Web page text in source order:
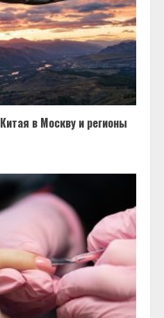
в Москву и регионы